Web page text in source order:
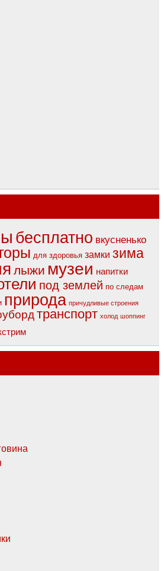
бесплатно вкусненько
горы для здоровья замки зима
лыжи музеи напитки
под землей по следам
природа причудливые строения
транспорт холод шоппинг